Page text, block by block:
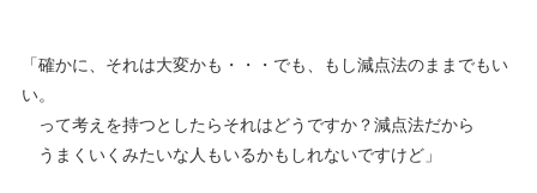
「確かに、それは大変かも・・・でも、もし減点法のままでもい
い。
って考えを持つとしたらそれはどうですか？減点法だから
うまくいくみたいな人もいるかもしれないですけど」